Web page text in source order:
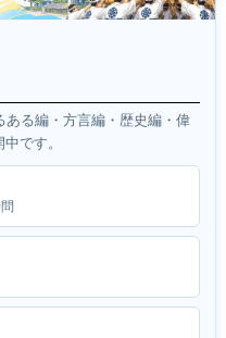
ある編・方言編・歴史編・偉
です。